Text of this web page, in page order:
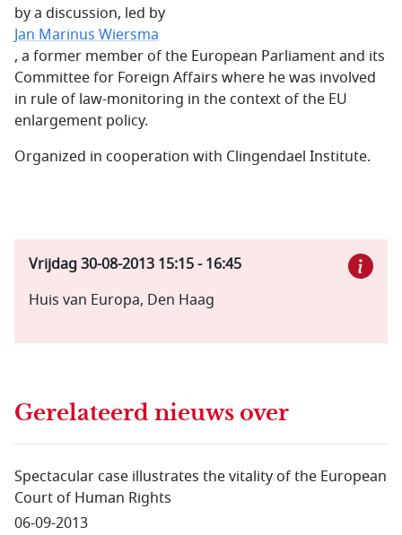
by a discussion, led by
Jan Marinus Wiersma
, a former member of the European Parliament and its
Committee for Foreign Affairs where he was involved
in rule of law-monitoring in the context of the EU
enlargement policy.
Organized in cooperation with Clingendael Institute.
Vrijdag 30-08-2013 15:15-16:45
Huis van Europa, Den Haag
Gerelateerd nieuws over
Spectacular case illustrates the vitality of the European
Court of Human Rights
06-09-2013